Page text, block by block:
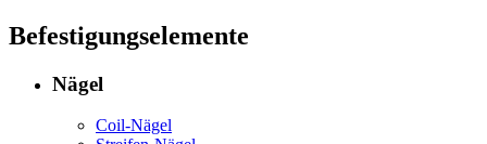
Befestigungselemente
Nägel
Coil-Nägel